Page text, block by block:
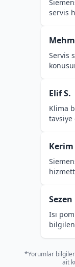
servis
Servis
Elif S.
Klima
tavsiye
Kerim
Sezen
Isı
*Yorumlar
ait